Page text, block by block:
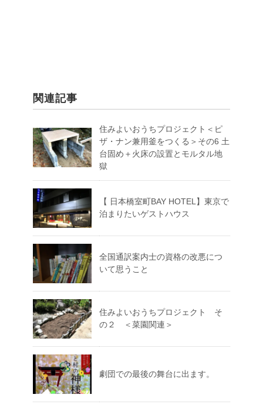
関連記事
住みよいおうちプロジェクト＜ピ
ザ・ナン兼用釜をつくる＞その6 土
台固め＋火床の設置とモルタル地
獄
【 日本橋室町BAY HOTEL】東京で
泊まりたいゲストハウス
全国通訳案内士の資格の改悪につ
いて思うこと
住みよいおうちプロジェクト そ
の２ ＜菜園関連＞
劇団での最後の舞台に出ます。